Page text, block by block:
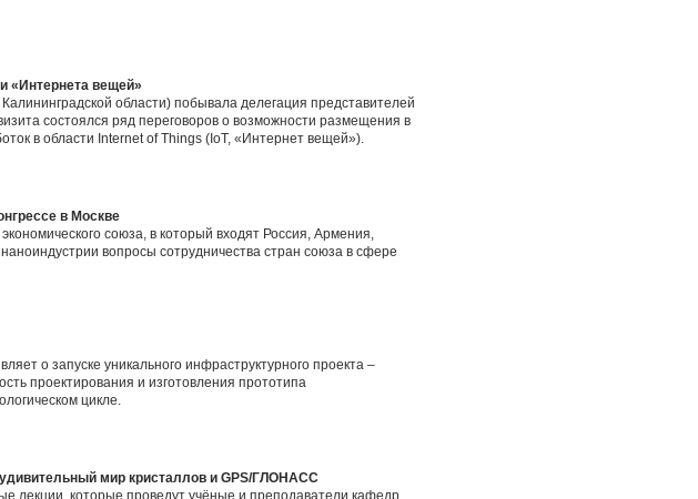
«Интернета вещей»
области) побывала делегация представителей
состоялся ряд переговоров о возможности размещения в
в области Internet of Things (IoT, «Интернет вещей»).
в Москве
союза, в который входят Россия, Армения,
вопросы сотрудничества стран союза в сфере
о запуске уникального инфраструктурного проекта –
проектирования и изготовления прототипа
цикле.
мир кристаллов и GPS/ГЛОНАСС
лекции, которые проведут учёные и преподаватели кафедр